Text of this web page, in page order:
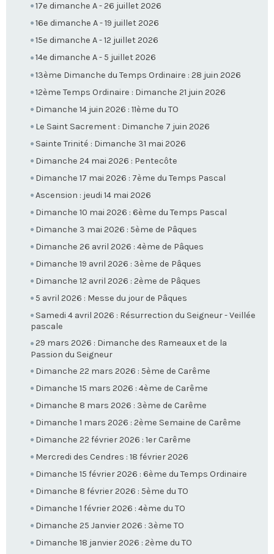
17e dimanche A - 26 juillet 2026
16e dimanche A - 19 juillet 2026
15e dimanche A - 12 juillet 2026
14e dimanche A - 5 juillet 2026
13ème Dimanche du Temps Ordinaire : 28 juin 2026
12ème Temps Ordinaire : Dimanche 21 juin 2026
Dimanche 14 juin 2026 : 11ème du TO
Le Saint Sacrement : Dimanche 7 juin 2026
Sainte Trinité : Dimanche 31 mai 2026
Dimanche 24 mai 2026 : Pentecôte
Dimanche 17 mai 2026 : 7ème du Temps Pascal
Ascension : jeudi 14 mai 2026
Dimanche 10 mai 2026 : 6ème du Temps Pascal
Dimanche 3 mai 2026 : 5ème de Pâques
Dimanche 26 avril 2026 : 4ème de Pâques
Dimanche 19 avril 2026 : 3ème de Pâques
Dimanche 12 avril 2026 : 2ème de Pâques
5 avril 2026 : Messe du jour de Pâques
Samedi 4 avril 2026 : Résurrection du Seigneur - Veillée
pascale
29 mars 2026 : Dimanche des Rameaux et de la
Passion du Seigneur
Dimanche 22 mars 2026 : 5ème de Carême
Dimanche 15 mars 2026 : 4ème de Carême
Dimanche 8 mars 2026 : 3ème de Carême
Dimanche 1 mars 2026 : 2ème Semaine de Carême
Dimanche 22 février 2026 : 1er Carême
Mercredi des Cendres : 18 février 2026
Dimanche 15 février 2026 : 6ème du Temps Ordinaire
Dimanche 8 février 2026 : 5ème du TO
Dimanche 1 février 2026 : 4ème du TO
Dimanche 25 Janvier 2026 : 3ème TO
Dimanche 18 janvier 2026 : 2ème du TO